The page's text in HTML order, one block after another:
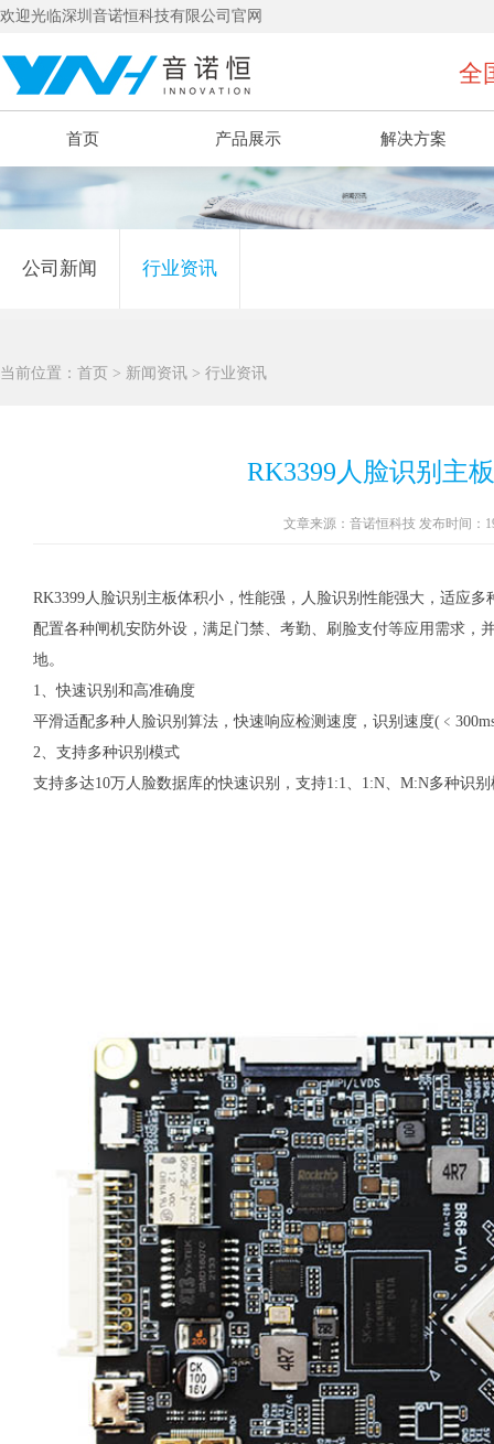
欢迎光临深圳音诺恒科技有限公司官网
全
首页 产品展示 解决方案
公司新闻 行业资讯
当前位置： 首页 > 新闻资讯 > 行业资讯
RK3399人脸识别主
文章来源：音诺恒科技 发布时间：
RK3399人脸识别主板体积小，性能强，人脸识别性能强大，适应
配置各种闸机安防外设，满足门禁、考勤、刷脸支付等应用需求，
地。
1、快速识别和高准确度
平滑适配多种人脸识别算法，快速响应检测速度，识别速度
2、支持多种识别模式
支持多达10万人脸数据库的快速识别，支持1:1、1:N、M:N多种识